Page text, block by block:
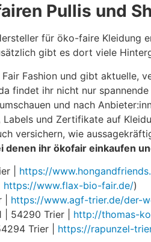
Pullis und
für öko-faire Kleidung
gibt es dort viele
Fashion und gibt aktuelle,
findet ihr nicht nur
und nach
und Zertifikate auf
versichern, wie
ihr ökofair einkaufen
| https://
https://www.flax-bio-fair.de/)
| https://www.agf-trier.de/der-
| 54290 Trier | http://thomas-
Trier | https://rapunzel-